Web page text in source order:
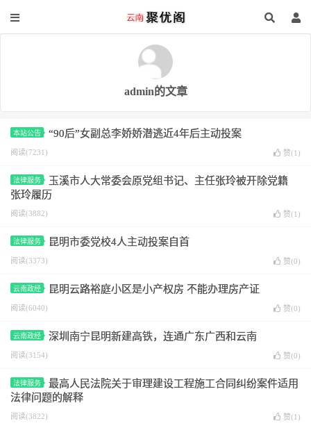
admin的文章
本站公告 “90后”女副总李娇娇潜逃近4年后主动投案
阅读(7231) 赞(1 )
法律服务
玉溪市人大常委会原党组书记、主任张玲被开除党籍
张玲履历
阅读(3882) 赞(1 )
法律服务 昆明市委党校4人主动投案自首
阅读(3373) 赞(0)
云南政经 昆明云路裕庭小区是小产权房 不能办理房产证
阅读(6040) 赞(0)
云南政经 深圳南宁昆明新建高铁，连通广东广西和云南
阅读(3154) 赞(0)
法律服务
最高人民法院关于审理建设工程施工合同纠纷案件适用
法律问题的解释
阅读(3822) 赞(1 )